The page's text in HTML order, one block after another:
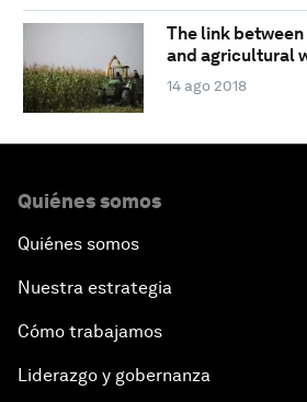
The link
and agricultural
14 ago 2018
Quiénes somos
Quiénes somos
Nuestra estrategia
Cómo trabajamos
Liderazgo y gobernanza